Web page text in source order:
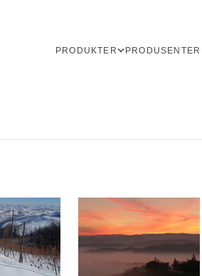
PRODUKTER PRODUSENTER